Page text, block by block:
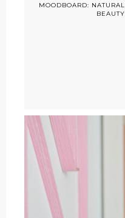
MOODBOARD: NATURAL
BEAUTY